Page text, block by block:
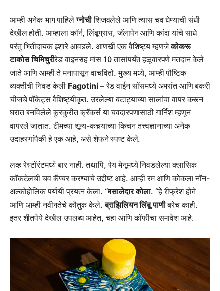
आम्ही अनेक भाग पाहिलेग्नोचीशिजवलेले आणि त्यास चव घेण्याची संधी
देखील होती. आम्हाला कॉर्न, लिंबूग्रास, जॅलापेन आणि कांदा यांचे साधे
परंतु भितीदायक इशारे आवडले. आणखी एक वैशिष्ट्य म्हणजेकोकरू
टाकोस चिमिचुरीरेड वाइनसह मांस 10 तासांपर्यंत हळूवारपणे मतदान केले
जाते आणि आम्ही ते मनापासून वाचवितो. मुख्य मध्ये, आम्ही पौष्टिक
व्यक्तीची निवड केली Fagotini – रेड वाईन सॉसमध्ये अमरांत आणि बकरी
चीजचे पॉकेट्स वैशिष्ट्यीकृत. उरलेल्या बटाट्याच्या सालांचा वापर करून
घरात बनविलेले कुरकुरीत क्रॅकर्स या चवदारपणासाठी गार्निश म्हणून
वापरले जातात. टीमच्या शून्य-कचर्‍याच्या किचन तत्त्वज्ञानाच्या अनेक
उदाहरणांपैकी हे एक आहे, असे शेफने स्पष्ट केले.
लव्ह रेस्टॉरंटमध्ये बार नाही. तथापि, पेय मेनूमध्ये निवडलेल्या क्लासिक
कॉकटेलची चव कॅप्चर करण्याचे उद्दीष्ट आहे. आम्ही रम आणि कोकला नॉन-
अल्कोहोलिक पर्यायी प्रयत्न केला. “मसालेदार कोला. “हे रीफ्रेश होते
आणि आम्ही नवीनतेचे कौतुक केले.ब्राझिलियन लिंबू पाणीबरेच काही.
इतर शीतपेये देखील उपलब्ध आहेत, चहा आणि कॉफीचा समावेश आहे.